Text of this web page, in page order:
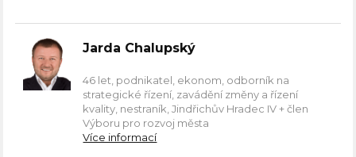
Jarda Chalupský
46 let, podnikatel, ekonom, odborník na
strategické řízení, zavádění změny a řízení
kvality, nestraník, Jindřichův Hradec IV + člen
Výboru pro rozvoj města
Více informací